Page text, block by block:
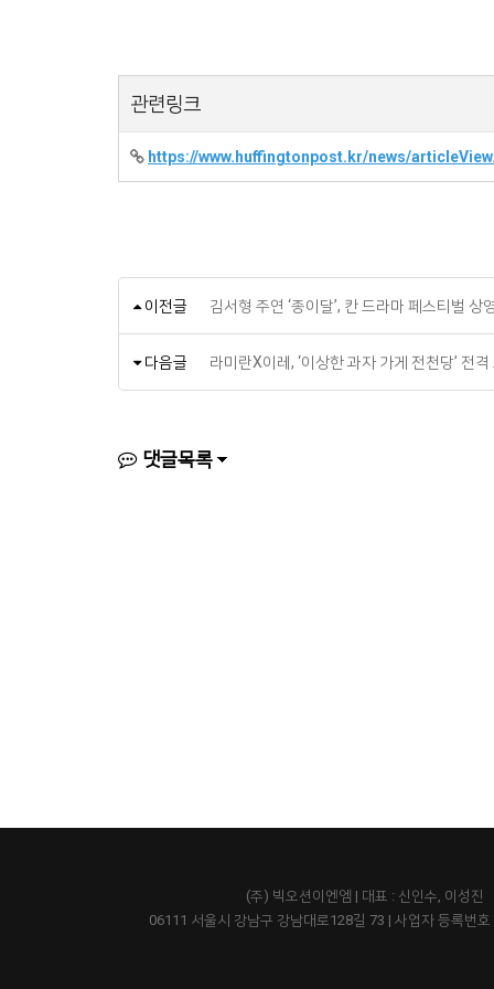
관련링크
https://www.huffingtonpost.kr/news/
이전글 김서형 주연 ‘종이달’, 칸 드라마 페스티벌 상
다음글 라미란X이레, ‘이상한 과자 가게 전천당’ 전
댓글목록
(주) 빅오션이엔엠 | 대표 : 신인수, 이성진
06111 서울시 강남구 강남대로128길 73 | 사업자 등록번